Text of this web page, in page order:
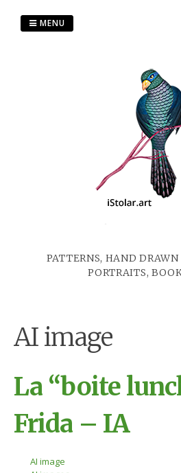
PATTERNS, HAND
PORTRAITS,
MENU
AI image
La “boite
Frida – IA
AI image